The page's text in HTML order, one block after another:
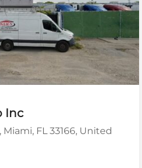
Inc
FL 33166, United